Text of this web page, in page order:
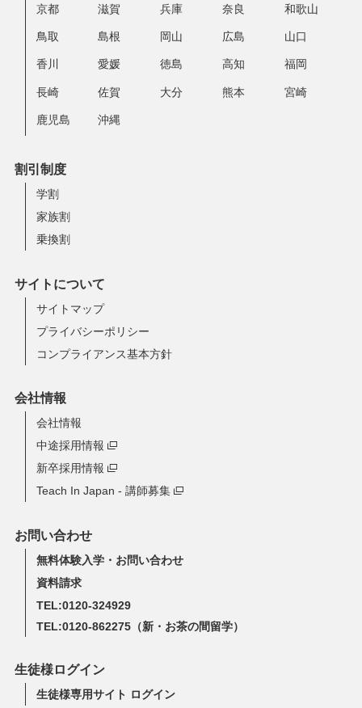
京都 滋賀 兵庫 奈良 和歌山
鳥取 島根 岡山 広島 山口
香川 愛媛 徳島 高知 福岡
長崎 佐賀 大分 熊本 宮崎
鹿児島 沖縄
割引制度
学割
家族割
乗換割
サイトについて
サイトマップ
プライバシーポリシー
コンプライアンス基本方針
会社情報
会社情報
中途採用情報
新卒採用情報
Teach In Japan - 講師募集
お問い合わせ
無料体験入学・お問い合わせ
資料請求
TEL:0120-324929
TEL:0120-862275（新・お茶の間留学）
生徒様ログイン
生徒様専用サイト ログイン